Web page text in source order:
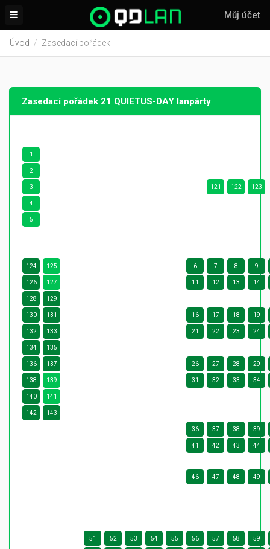
Můj účet
Úvod Zasedací pořádek
Zasedací pořádek 21 QUIETUS-DAY lanpárty
1
2
3 121 122 123
4
5
124 125 6 7 8 9
126 127 11 12 13 14
128 129
130 131 16 17 18 19
132 133 21 22 23 24
134 135
136 137 26 27 28 29
138 139 31 32 33 34
140 141
142 143
36 37 38 39
41 42 43 44
46 47 48 49
51 52 53 54 55 56 57 58 59